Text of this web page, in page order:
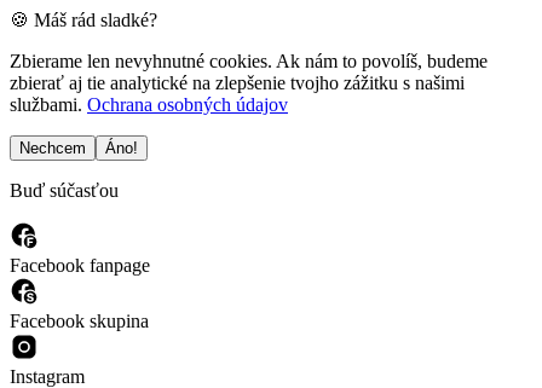
🍪 Máš rád sladké?
Zbierame len nevyhnutné cookies. Ak nám to povolíš, budeme
zbierať aj tie analytické na zlepšenie tvojho zážitku s našimi
službami. Ochrana osobných údajov
Nechcem Áno!
Buď súčasťou
Facebook fanpage
Facebook skupina
Instagram